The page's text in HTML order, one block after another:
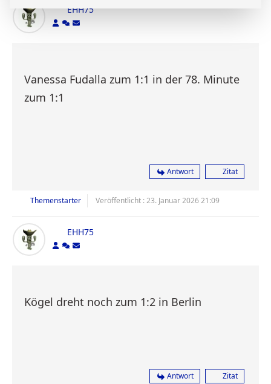
EHH75
Vanessa Fudalla zum 1:1 in der 78. Minute
zum 1:1
Antwort Zitat
Themenstarter Veröffentlicht : 23. Januar 2026 21:09
EHH75
Kögel dreht noch zum 1:2 in Berlin
Antwort Zitat